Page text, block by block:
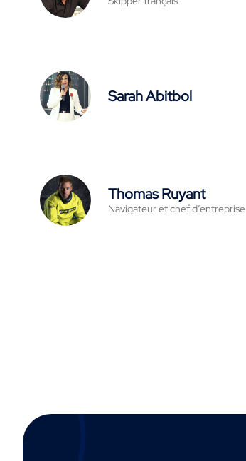
Sarah Abitbol
Thomas Ruyant
Navigateur et chef d’entreprise